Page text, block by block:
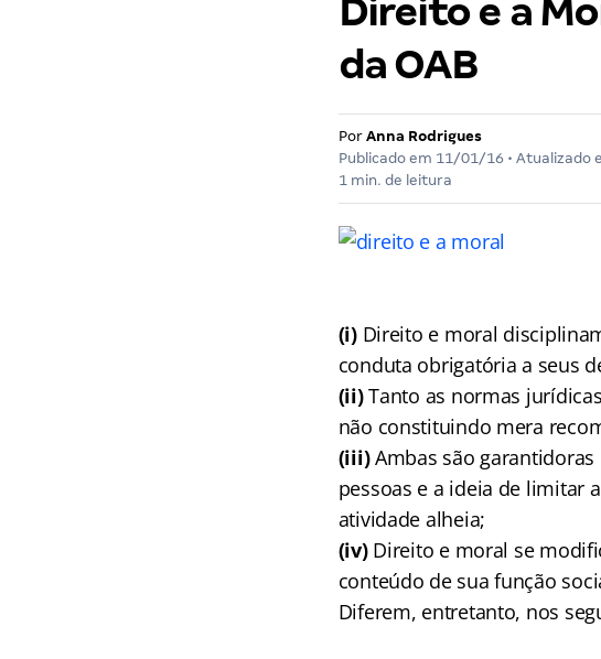
Direito e a
da OAB
Por Anna Rodrigues
Publicado em 11/01/16 • Atualizado
1 min. de leitura
(i) Direito e moral
conduta obrigatória a seus
(ii)Tanto as normas
não constituindo mera
(iii)Ambas são
pessoas e a ideia de limitar
atividade alheia;
(iv) Direito e moral se
conteúdo de sua função
Diferem, entretanto, nos